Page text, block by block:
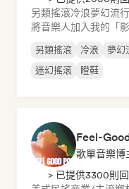
另類搖滾冷浪夢幻流行
將音樂人加入我的「
另類搖滾 冷浪 夢幻
迷幻搖滾
瞪鞋
Feel-
歌單音樂博
> 已提供3300則